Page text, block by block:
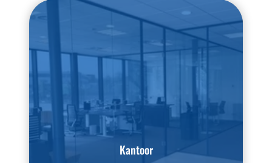
Kantoor